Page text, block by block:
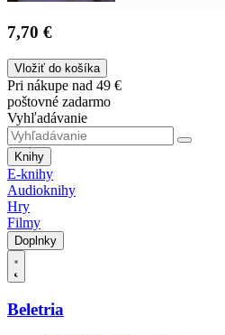
7,70 €
Vložiť do košíka
Pri nákupe nad 49 €
poštovné zadarmo
Vyhľadávanie
Knihy
E-knihy
Audioknihy
Hry
Filmy
Doplnky
Beletria